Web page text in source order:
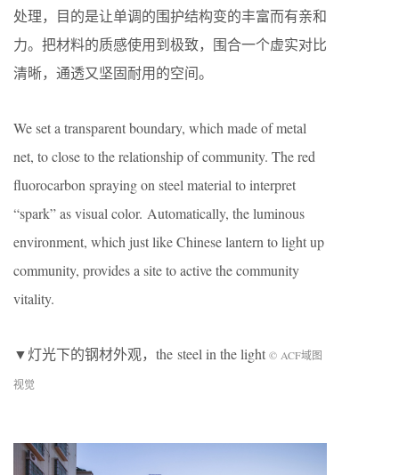
处理，目的是让单调的围护结构变的丰富而有亲和
力。把材料的质感使用到极致，围合一个虚实对比
清晰，通透又坚固耐用的空间。
We set a transparent boundary, which made of metal
net, to close to the relationship of community. The red
fluorocarbon spraying on steel material to interpret
“spark” as visual color. Automatically, the luminous
environment, which just like Chinese lantern to light up
community, provides a site to active the community
vitality.
▼灯光下的钢材外观，the steel in the light © ACF域图
视觉